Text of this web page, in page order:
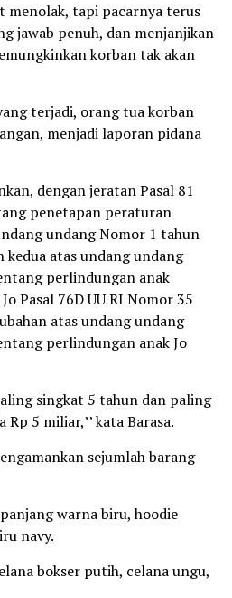
menolak, tapi pacarnya terus
jawab penuh, dan menjanjikan
korban tak akan
terjadi, orang tua korban
menjadi laporan pidana
dengan jeratan Pasal 81
penetapan peraturan
undang Nomor 1 tahun
atas undang undang
perlindungan anak
Pasal 76D UU RI Nomor 35
atas undang undang
perlindungan anak Jo
singkat 5 tahun dan paling
5 miliar,’’ kata Barasa.
sejumlah barang
warna biru, hoodie
navy.
bokser putih, celana ungu,